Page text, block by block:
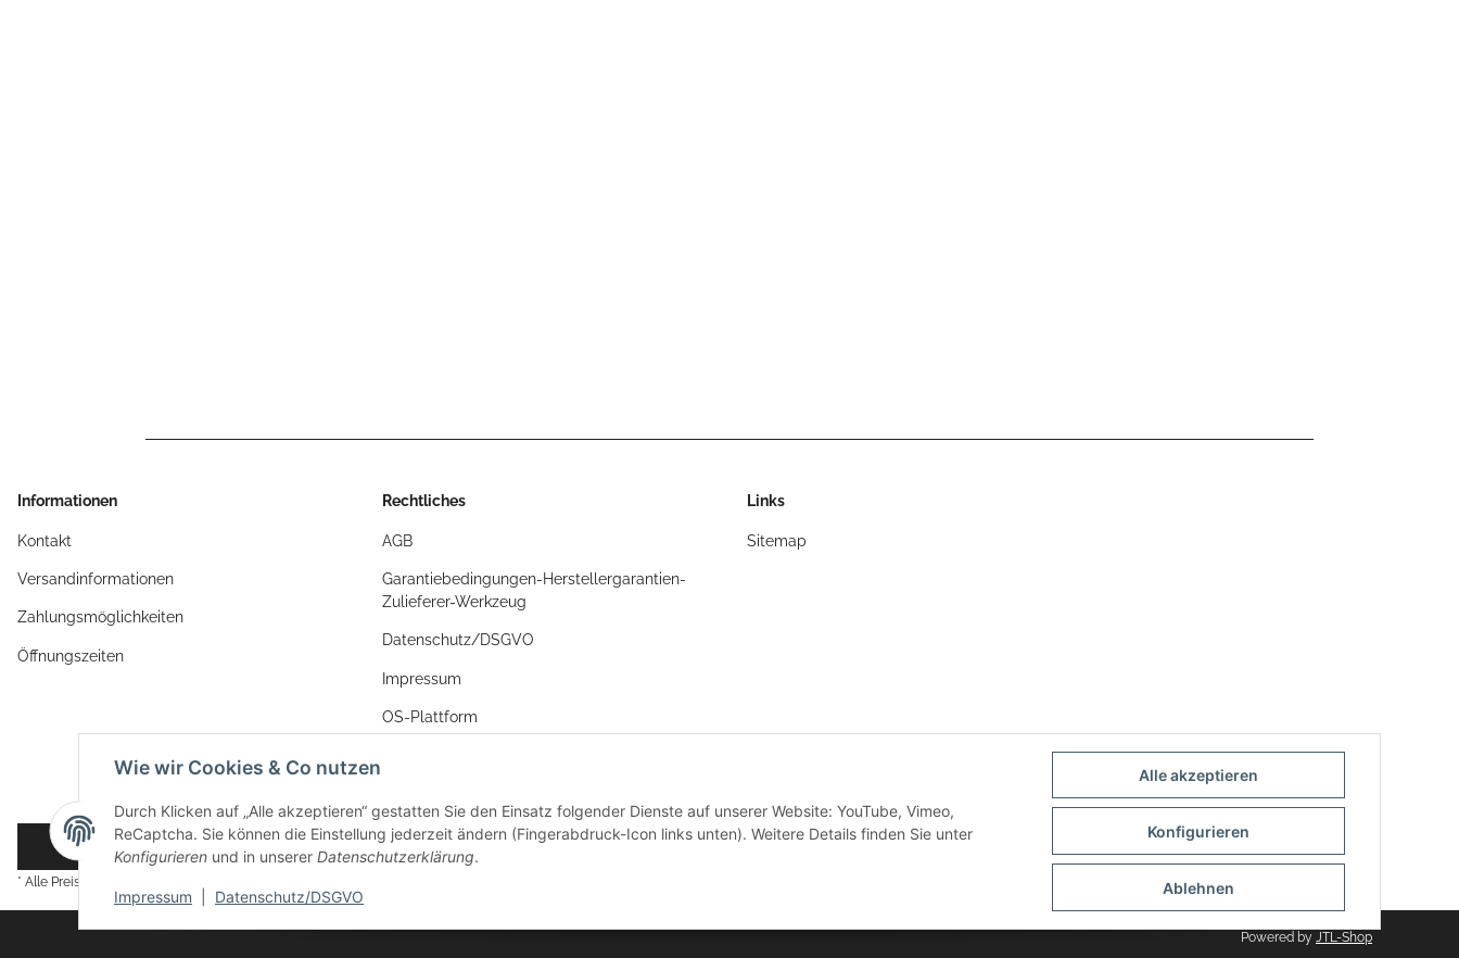
Alle akzeptieren
Konfigurieren
Ablehnen
Wie wir Cookies & Co nutzen
Durch Klicken auf „Alle akzeptieren“ gestatten Sie den Einsatz folgender Dienste auf unserer Website: YouTube, Vimeo,
ReCaptcha. Sie können die Einstellung jederzeit ändern (Fingerabdruck-Icon links unten). Weitere Details finden Sie unter
Konfigurieren und in unserer Datenschutzerklärung.
Impressum Datenschutz/DSGVO
Informationen
Kontakt
Versandinformationen
Zahlungsmöglichkeiten
Öffnungszeiten
Rechtliches
AGB
Garantiebedingungen-Herstellergarantien-
Zulieferer-Werkzeug
Datenschutz/DSGVO
Impressum
OS-Plattform
Links
Sitemap
Vertrag widerrufen
* Alle Preise inkl. gesetzlicher USt., zzgl.
Powered by JTL-Shop